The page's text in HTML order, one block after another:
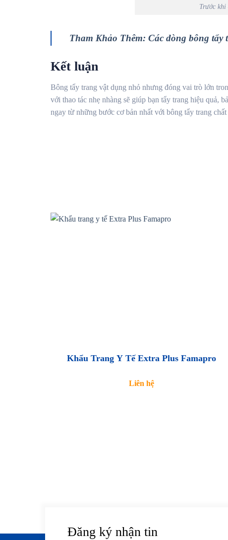
Trước khi
Tham Khảo Thêm: Các dòng bông tẩy
Kết luận
Bông tẩy trang vật dụng nhỏ nhưng đóng vai trò lớn
với thao tác nhẹ nhàng sẽ giúp bạn tẩy trang hiệu quả,
ngay từ những bước cơ bản nhất với bông tẩy trang
Khẩu Trang Y Tế Extra Plus Famapro
Liên hệ
Đăng ký nhận tin